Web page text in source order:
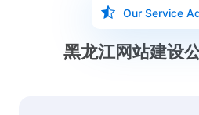
Our Service
黑龙江网站建设